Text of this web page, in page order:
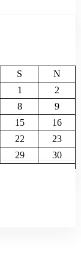
S
N
1
2
8
9
15
16
22
23
29
30